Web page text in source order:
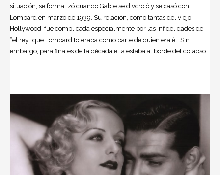
situación, se formalizó cuando Gable se divorció y se casó con
Lombard en marzo de 1939. Su relación, como tantas del viejo
Hollywood, fue complicada especialmente por las infidelidades de
“el rey” que Lombard toleraba como parte de quien era él. Sin
embargo, para finales de la década ella estaba al borde del colapso.